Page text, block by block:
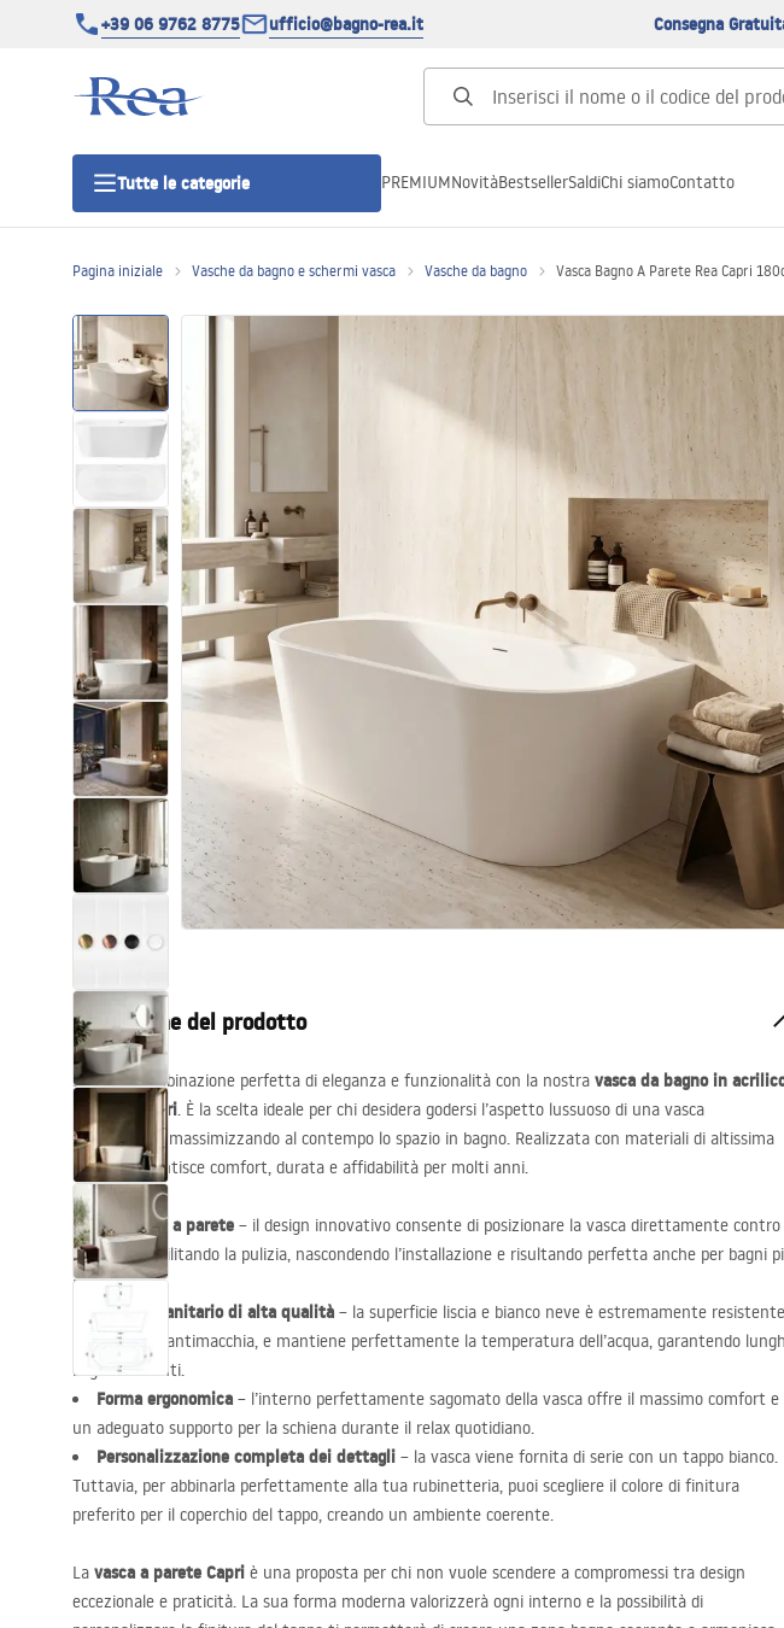
+39 06 9762 8775 ufficio@bagno-rea.it Consegna
Tutte le categorie
Porte doccia
Piatti doccia da bagno
Canaline di scarico
Set di vaso WC e bidet
Lavabi
Vasche da bagno e schermi vasca
Rubinetti da bagno
Set doccia
PREMIUMNovitàBestsellerSaldiChi siamoContatto
Pagina iniziale Vasche da bagno e schermi vasca Vasche da bagno Vasca Bagno A Parete Rea Capri
Descrizione del prodotto
Scopri la combinazione perfetta di eleganza e funzionalità con la nostra vasca da bagno in
a parete Capri. È la scelta ideale per chi desidera godersi l’aspetto lussuoso di una vasca
freestanding massimizzando al contempo lo spazio in bagno. Realizzata con materiali di altissima
qualità, garantisce comfort, durata e affidabilità per molti anni.
Struttura a parete – il design innovativo consente di posizionare la vasca direttamente contro
la parete, facilitando la pulizia, nascondendo l’installazione e risultando perfetta anche per bagni
piccoli.
Acrilico sanitario di alta qualità – la superficie liscia e bianco neve è estremamente
antigraffio e antimacchia, e mantiene perfettamente la temperatura dell’acqua, garantendo
bagni rilassanti.
Forma ergonomica – l’interno perfettamente sagomato della vasca offre il massimo comfort e
un adeguato supporto per la schiena durante il relax quotidiano.
Personalizzazione completa dei dettagli – la vasca viene fornita di serie con un tappo bianco.
Tuttavia, per abbinarla perfettamente alla tua rubinetteria, puoi scegliere il colore di finitura
preferito per il coperchio del tappo, creando un ambiente coerente.
La vasca a parete Capri è una proposta per chi non vuole scendere a compromessi tra design
eccezionale e praticità. La sua forma moderna valorizzerà ogni interno e la possibilità di